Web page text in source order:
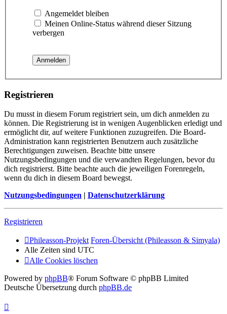
Angemeldet bleiben
Meinen Online-Status während dieser Sitzung
verbergen
Registrieren
Du musst in diesem Forum registriert sein, um dich anmelden zu
können. Die Registrierung ist in wenigen Augenblicken erledigt und
ermöglicht dir, auf weitere Funktionen zuzugreifen. Die Board-
Administration kann registrierten Benutzern auch zusätzliche
Berechtigungen zuweisen. Beachte bitte unsere
Nutzungsbedingungen und die verwandten Regelungen, bevor du
dich registrierst. Bitte beachte auch die jeweiligen Forenregeln,
wenn du dich in diesem Board bewegst.
Nutzungsbedingungen | Datenschutzerklärung
Registrieren
Phileasson-Projekt Foren-Übersicht (Phileasson & Simyala)
Alle Zeiten sind UTC
Alle Cookies löschen
Powered by phpBB® Forum Software © phpBB Limited
Deutsche Übersetzung durch phpBB.de